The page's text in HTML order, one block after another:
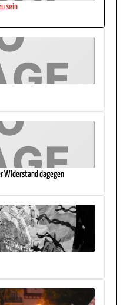
sein
Widerstand dagegen